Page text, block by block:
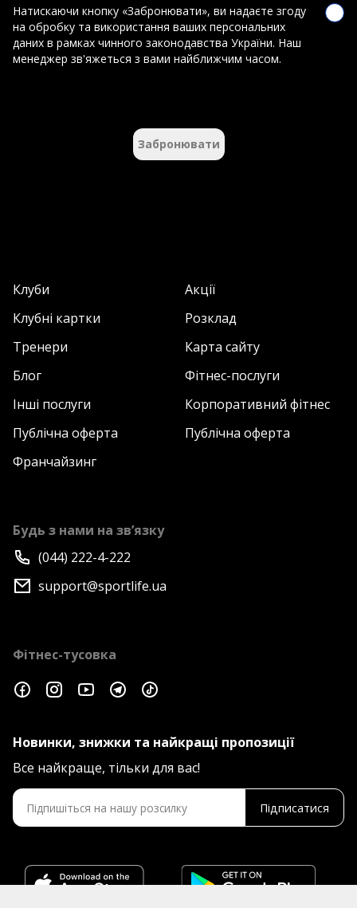
Натискаючи кнопку «Забронювати», ви надаєте згоду
на обробку та використання ваших персональних
даних в рамках чинного законодавства України. Наш
менеджер зв'яжеться з вами найближчим часом.
Забронювати
Клуби
Акції
Клубні картки
Розклад
Тренери
Карта сайту
Блог
Фітнес-послуги
Інші послуги
Корпоративний фітнес
Публічна оферта
Публічна оферта
Франчайзинг
Будь з нами на зв’язку
(044) 222-4-222
support@sportlife.ua
Фітнес-тусовка
Новинки, знижки та найкращі пропозиції
Все найкраще, тільки для вас!
Підписатися